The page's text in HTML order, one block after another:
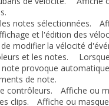
notes sélectionnées.
et l'édition des
modifier la vélocité
et les notes. Lorsque
provoque
de note.
contrôleurs. Affiche ou
clips. Affiche ou